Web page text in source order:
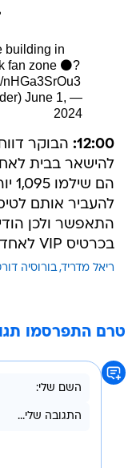
building in
fan zone ⚫?
nHGa3SrOu3
— Daniel Pinder (@DanielJPinder)
June 1,
2024
12:00:
להישאר בבית
התאפשר ולכן
בכרטיס VIP לאחד מתאי הצפייה בסנטיאגו ברנבאו.
ריאל מדריד בורוסיה
טרם התפרסמו